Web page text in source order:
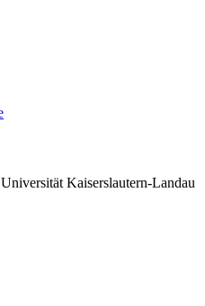
Kaiserslautern-Landau